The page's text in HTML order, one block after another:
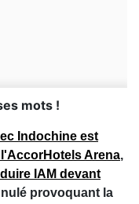
mots !
Indochine est
Arena,
IAM devant
provoquant la